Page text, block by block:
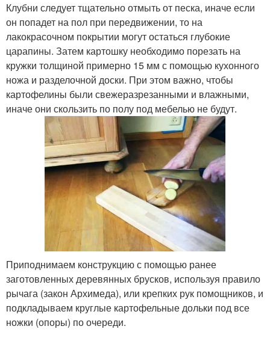
Клубни следует тщательно отмыть от песка, иначе если
он попадет на пол при передвижении, то на
лакокрасочном покрытии могут остаться глубокие
царапины. Затем картошку необходимо порезать на
кружки толщиной примерно 15 мм с помощью кухонного
ножа и разделочной доски. При этом важно, чтобы
картофелины были свежеразрезанными и влажными,
иначе они скользить по полу под мебелью не будут.
Приподнимаем конструкцию с помощью ранее
заготовленных деревянных брусков, используя правило
рычага (закон Архимеда), или крепких рук помощников, и
подкладываем круглые картофельные дольки под все
ножки (опоры) по очереди.